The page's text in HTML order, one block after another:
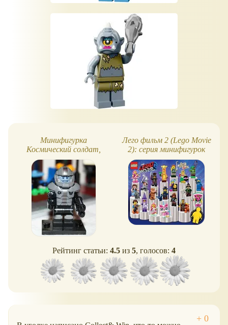
Минифигурка
Космический солдат,
серия 13, Lego Minifigures
Лего фильм 2 (Lego Movie
2): серия минифигурок
Рейтинг статьи: 4.5 из 5, голосов: 4